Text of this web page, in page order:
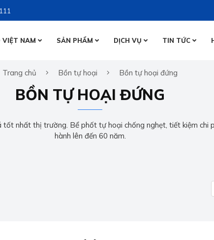
VIỆT NAM SẢN PHẨM
BỒN NƯỚC
DỊCH VỤ TIN TỨC
Trang chủ Bồn tự hoại Bồn tự hoại đứng
BỒN TỰ HOẠI ĐỨNG
tốt nhất thị trường. Bể phốt tự hoại chống nghẹt, tiết kiệm chi
hành lên đến 60 năm.